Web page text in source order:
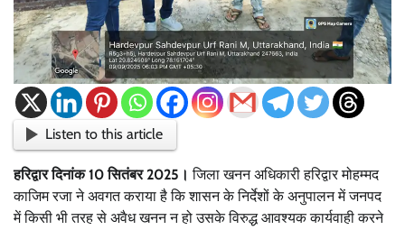
Listen to this article
हरिद्वार दिनांक 10 सितंबर 2025। जिला खनन अधिकारी हरिद्वार मोहम्मद
काजिम रजा ने अवगत कराया है कि शासन के निर्देशों के अनुपालन में जनपद
में किसी भी तरह से अवैध खनन न हो उसके विरुद्ध आवश्यक कार्यवाही करने